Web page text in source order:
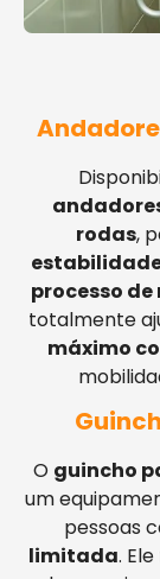
rodas,
processo
totalmente
máximo
O guincho
um
pessoas
limitada.